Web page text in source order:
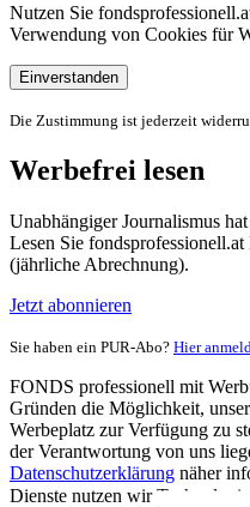
Nutzen Sie
Verwendung von Cookies für
Einverstanden
Die Zustimmung ist jederzeit
Werbefrei lesen
Unabhängiger Journalismus
Lesen Sie
(jährliche Abrechnung).
Jetzt abonnieren
Sie haben ein PUR-Abo? Hier
FONDS professionell mit
Gründen die Möglichkeit,
Werbeplatz zur Verfügung zu
der Verantwortung von uns
Datenschutzerklärung näher
Dienste nutzen wir